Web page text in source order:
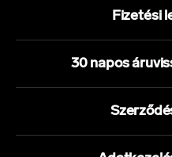
Fizetési
30 napos